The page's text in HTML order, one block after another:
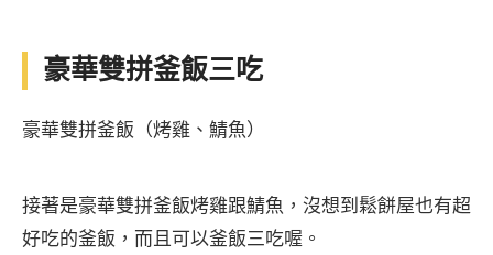
豪華雙拼釜飯三吃
豪華雙拼釜飯（烤雞、鯖魚）
接著是豪華雙拼釜飯烤雞跟鯖魚，沒想到鬆餅屋也有超
好吃的釜飯，而且可以釜飯三吃喔。